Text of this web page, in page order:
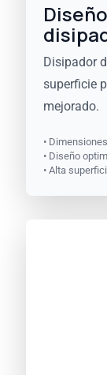
Disipador
superficie
mejorado.
•
• Diseño
• Alta